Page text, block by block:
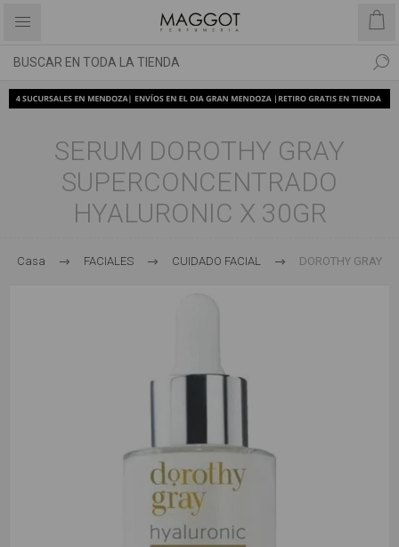
SERUM DOROTHY GRAY
SUPERCONCENTRADO
HYALURONIC X 30GR
Casa FACIALES CUIDADO FACIAL DOROTHY GRAY